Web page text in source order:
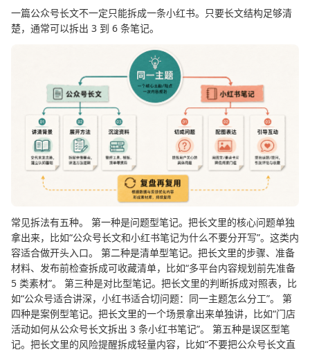
一篇公众号长文不一定只能拆成一条小红书。只要长文结构足够清
楚，通常可以拆出 3 到 6 条笔记。
常见拆法有五种。 第一种是问题型笔记。把长文里的核心问题单独
拿出来，比如“公众号长文和小红书笔记为什么不要分开写”。这类内
容适合做开头入口。 第二种是清单型笔记。把长文里的步骤、准备
材料、发布前检查拆成可收藏清单，比如“多平台内容规划前先准备
5 类素材”。 第三种是对比型笔记。把长文里的判断拆成对照表，比
如“公众号适合讲深，小红书适合切问题：同一主题怎么分工”。 第
四种是案例型笔记。把长文里的一个场景拿出来单独讲，比如“门店
活动如何从公众号长文拆出 3 条小红书笔记”。 第五种是误区型笔
记。把长文里的风险提醒拆成轻量内容，比如“不要把公众号长文直